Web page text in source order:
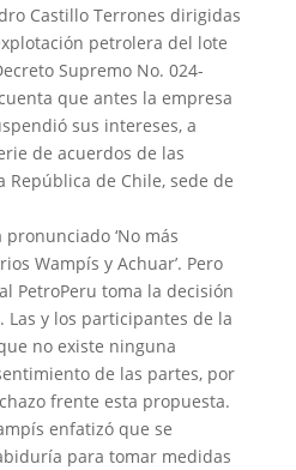
Castillo Terrones dirigidas
petrolera del lote
Supremo No. 024-
que antes la empresa
sus intereses, a
de acuerdos de las
República de Chile, sede de
‘No más
Wampís y Achuar’. Pero
PetroPeru toma la decisión
y los participantes de la
no existe ninguna
de las partes, por
frente esta propuesta.
enfatizó que se
para tomar medidas